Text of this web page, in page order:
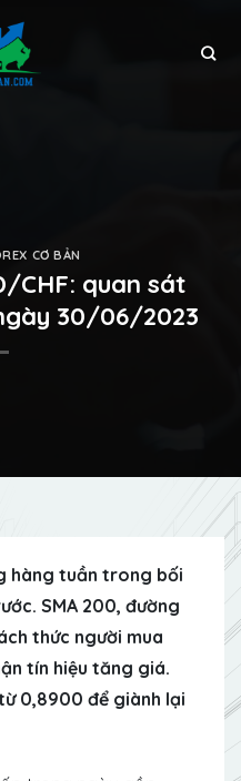
CƠ BẢN
CHF: quan sát
30/06/2023
hàng tuần trong bối
SMA 200, đường
thức người mua
tín hiệu tăng giá.
0,8900 để giành lại